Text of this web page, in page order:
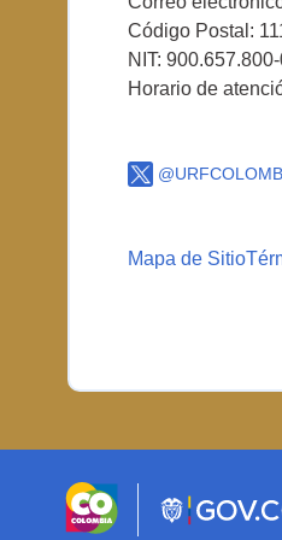
Código Postal:
NIT:
Horario de
Mapa de Sitio